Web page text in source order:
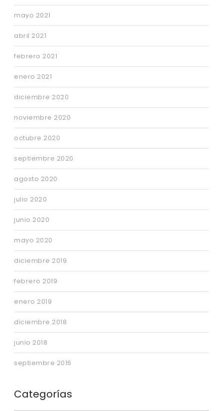
mayo 2021
abril 2021
febrero 2021
enero 2021
diciembre 2020
noviembre 2020
octubre 2020
septiembre 2020
agosto 2020
julio 2020
junio 2020
mayo 2020
diciembre 2019
febrero 2019
enero 2019
diciembre 2018
junio 2018
septiembre 2016
Categorías